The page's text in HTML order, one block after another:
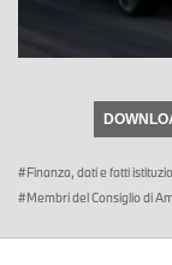
Finanza, dati e fatti
Membri del Consiglio di